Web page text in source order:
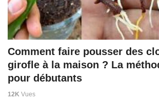
Comment faire pousser des
girofle à la maison ? La
pour débutants
12K Vues